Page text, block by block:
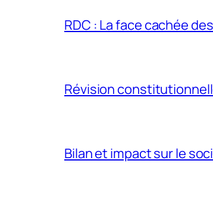
RDC : La face cachée
Révision
Bilan et impact sur le